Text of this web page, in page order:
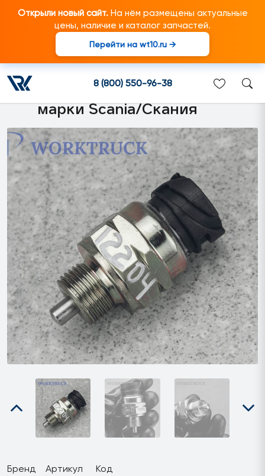
Открыли новый сайт.На нём размещены актуальные
цены, наличие и каталог запчастей.
Перейти на wt10.ru →
8 (800) 550-96-38
1743180 Выключатель
блокировки дифференциала
подходит для грузовиков
марки Scania/Скания
Бренд
Артикул
Код